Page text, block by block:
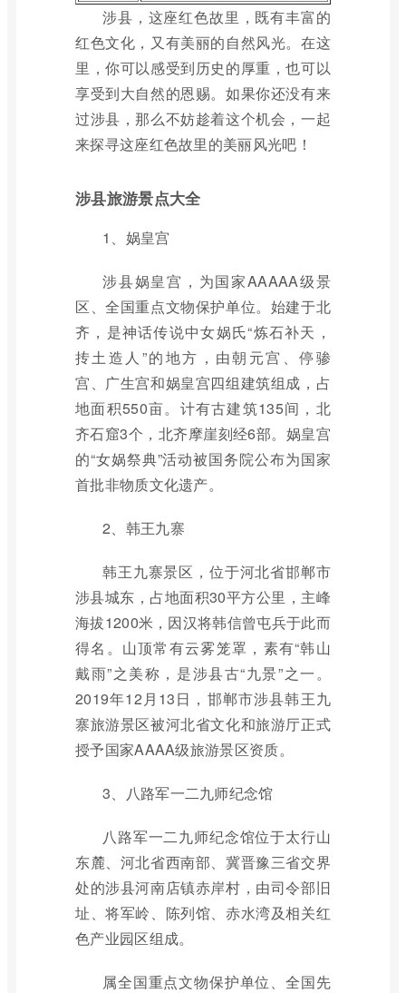
涉县，这座红色故里，既有丰富的
红色文化，又有美丽的自然风光。在这
里，你可以感受到历史的厚重，也可以
享受到大自然的恩赐。如果你还没有来
过涉县，那么不妨趁着这个机会，一起
来探寻这座红色故里的美丽风光吧！
涉县旅游景点大全
1、娲皇宫
涉县娲皇宫，为国家AAAAA级景
区、全国重点文物保护单位。始建于北
齐，是神话传说中女娲氏“炼石补天，
抟土造人”的地方，由朝元宫、停骖
宫、广生宫和娲皇宫四组建筑组成，占
地面积550亩。计有古建筑135间，北
齐石窟3个，北齐摩崖刻经6部。娲皇宫
的“女娲祭典”活动被国务院公布为国家
首批非物质文化遗产。
2、韩王九寨
韩王九寨景区，位于河北省邯郸市
涉县城东，占地面积30平方公里，主峰
海拔1200米，因汉将韩信曾屯兵于此而
得名。山顶常有云雾笼罩，素有“韩山
戴雨”之美称，是涉县古“九景”之一。
2019年12月13日，邯郸市涉县韩王九
寨旅游景区被河北省文化和旅游厅正式
授予国家AAAA级旅游景区资质。
3、八路军一二九师纪念馆
八路军一二九师纪念馆位于太行山
东麓、河北省西南部、冀晋豫三省交界
处的涉县河南店镇赤岸村，由司令部旧
址、将军岭、陈列馆、赤水湾及相关红
色产业园区组成。
属全国重点文物保护单位、全国先